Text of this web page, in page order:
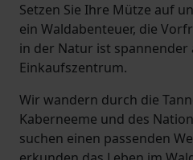
Setzen Sie Ihre Mütze auf
ein Waldabenteuer, die
in der Natur ist spannender
Einkaufszentrum.
Wir wandern durch die
Kaberneeme und des
suchen einen passenden